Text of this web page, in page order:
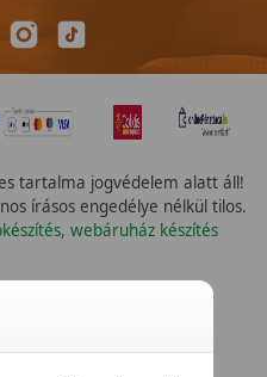
tartalma jogvédelem alatt áll!
írásos engedélye nélkül tilos.
webáruház készítés